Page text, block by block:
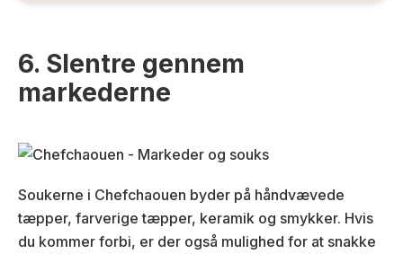
6. Slentre gennem
markederne
Soukerne i Chefchaouen byder på håndvævede
tæpper, farverige tæpper, keramik og smykker. Hvis
du kommer forbi, er der også mulighed for at snakke